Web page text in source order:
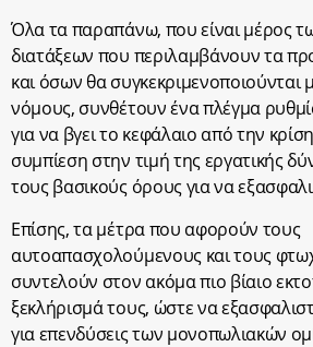
Όλα τα παραπάνω, που είναι μέρος
διατάξεων που περιλαμβάνουν τα
και όσων θα συγκεκριμενοποιούνται
νόμους, συνθέτουν ένα πλέγμα
για να βγει το κεφάλαιο από την
συμπίεση στην τιμή της εργατικής
τους βασικούς όρους για να
Επίσης, τα μέτρα που αφορούν τους
αυτοαπασχολούμενους και τους
συντελούν στον ακόμα πιο βίαιο
ξεκλήρισμά τους, ώστε να
για επενδύσεις των μονοπωλιακών